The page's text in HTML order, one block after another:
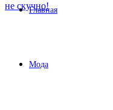
не скучно!
Главная
Мода